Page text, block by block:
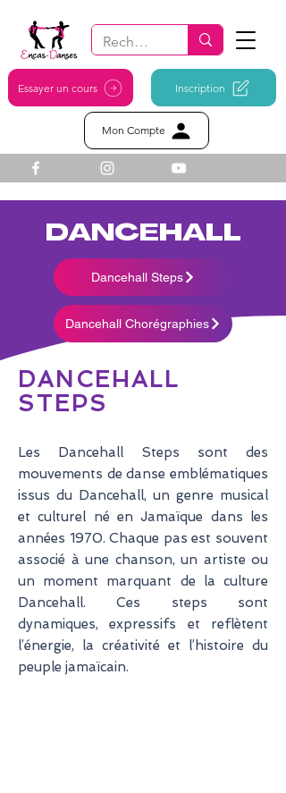
Essayer un cours Inscription
Mon Compte
DANCEHALL
Dancehall Steps
Dancehall Chorégraphies
DANCEHALL
STEPS
Les Dancehall Steps sont des
mouvements de danse emblématiques
issus du Dancehall, un genre musical
et culturel né en Jamaïque dans les
années 1970. Chaque pas est souvent
associé à une chanson, un artiste ou
un moment marquant de la culture
Dancehall. Ces steps sont
dynamiques, expressifs et reflètent
l’énergie, la créativité et l’histoire du
peuple jamaïcain.